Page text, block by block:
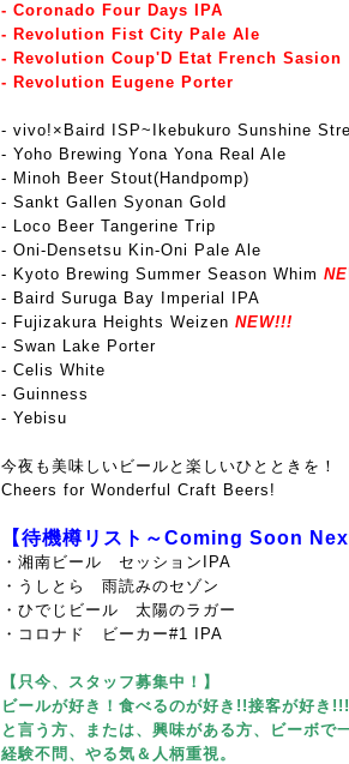
- Coronado Four Days IPA
- Revolution Fist City Pale Ale
- Revolution Coup'D Etat French Sasion
- Revolution Eugene Porter
- vivo!×Baird ISP~Ikebukuro Sunshine
- Yoho Brewing Yona Yona Real Ale
- Minoh Beer Stout(Handpomp)
- Sankt Gallen Syonan Gold
- Loco Beer Tangerine Trip
- Oni-Densetsu Kin-Oni Pale Ale
- Kyoto Brewing Summer Season Whim
- Baird Suruga Bay Imperial IPA
- Fujizakura Heights Weizen NEW!!!
- Swan Lake Porter
- Celis White
- Guinness
- Yebisu
今夜も美味しいビールと楽しいひとときを！
Cheers for Wonderful Craft Beers!
【待機樽リスト～Coming Soon
・湘南ビール セッションIPA
・うしとら 雨読みのセゾン
・ひでじビール 太陽のラガー
・コロナド ビーカー#1 IPA
【只今、スタッフ募集中！】
ビールが好き！食べるのが好き!!接客が好き!!!
と言う方、または、興味がある方、ビーボで
経験不問、やる気＆人柄重視。